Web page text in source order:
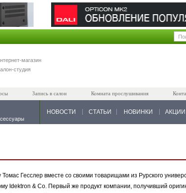
магазин
студия
Запись в салон Комната прослушивания
НОВОСТИ СТАТЬИ НОВИНКИ АКЦИИ
Гесслер вместе со своими товарищами из Рурского
Idektron & Co. Первый же продукт компании, получивший